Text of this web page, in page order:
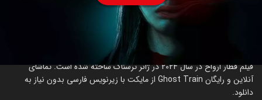
درباره فیلم قطار ارواح
فیلم قطار ارواح در سال 2024 در ژانر ترسناک ساخته شده است. تماشای
آنلاین و رایگان Ghost Train از مایکت با زیرنویس فارسی بدون نیاز به
دانلود.